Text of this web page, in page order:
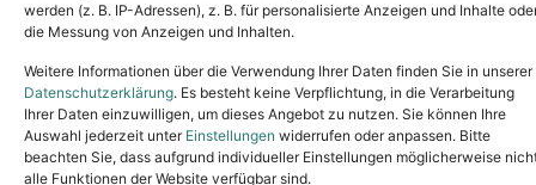
werden (z. B. IP-Adressen), z. B. für personalisierte Anzeigen und Inhalte
die Messung von Anzeigen und Inhalten.
Weitere Informationen über die Verwendung Ihrer Daten finden Sie in unserer
Datenschutzerklärung. Es besteht keine Verpflichtung, in die Verarbeitung
Ihrer Daten einzuwilligen, um dieses Angebot zu nutzen. Sie können Ihre
Auswahl jederzeit unter Einstellungen widerrufen oder anpassen. Bitte
beachten Sie, dass aufgrund individueller Einstellungen möglicherweise
alle Funktionen der Website verfügbar sind.
Copyright © 2024. All rights reserved.
Tel.: (02631) 55356buero@tierheim-neuwied.de
Ludwigshof 1, 56567 Neuwied